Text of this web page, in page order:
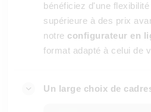
bénéficiez d'une
supérieure à des prix
notre configurateur en
format adapté à celui de
Un large choix de